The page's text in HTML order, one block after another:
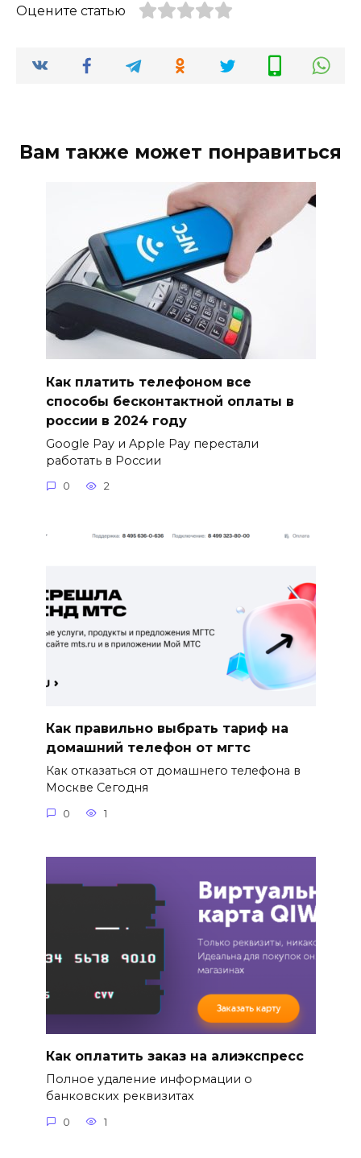
Оцените статью
Вам также может понравиться
Как платить телефоном все
способы бесконтактной оплаты в
россии в 2024 году
Google Pay и Apple Pay перестали
работать в России
0 2
Как правильно выбрать тариф на
домашний телефон от мгтс
Как отказаться от домашнего телефона в
Москве Сегодня
0 1
Как оплатить заказ на алиэкспресс
Полное удаление информации о
банковских реквизитах
0 1